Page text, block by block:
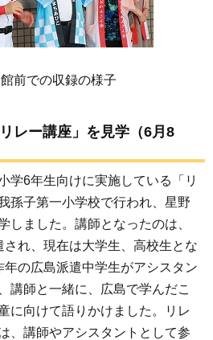
前での収録の様子
レー講座」を見学（6月8
学6年生向けに実施している「リ
孫子第一小学校で行われ、星野
しました。講師となったのは、
れ、現在は大学生、高校生とな
年の広島派遣中学生がアシスタン
講師と一緒に、広島で学んだこ
に向けて語りかけました。リレ
、講師やアシスタントとして参